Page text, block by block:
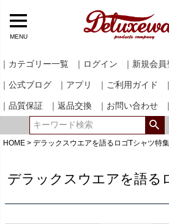
MENU
｜カテゴリー一覧 ｜ログイン ｜新規会
｜公式ブログ ｜アプリ ｜ご利用ガイド
｜品質保証 ｜返品交換 ｜お問い合わせ
HOME デラックスウエアを語るロゴTシャツ特集
デラックスウエアを語る